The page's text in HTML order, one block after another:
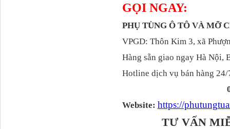
GỌI NGAY:
PHỤ TÙNG Ô TÔ VÀ MỠ
VPGD: Thôn Kim 3, xã
Hàng sẵn giao ngay Hà Nội,
Hotline dịch vụ bán hàng 24/
Website: https://
TƯ VẤN